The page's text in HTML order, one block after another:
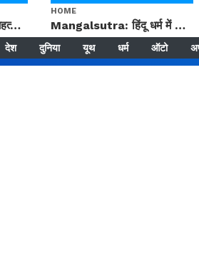
मनीषा हत्याकांड: हत्या, आत्महत्या या कोई बड़ा राज? | Full Story | Josh Haryana
HOME
Mangalsutra: हिंदू धर्म में शादी के बाद मंगलसूत्र क्यों पहनती है महिलाएं, किसने शुरु की ये परंपरा
देश दुनिया यूथ धर्म ऑटो